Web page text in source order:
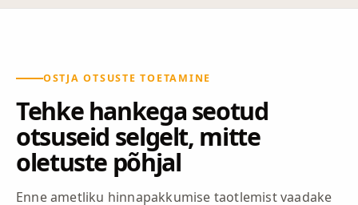
OSTJA OTSUSTE TOETAMINE
Tehke hankega seotud
otsuseid selgelt, mitte
oletuste põhjal
Enne ametliku hinnapakkumise taotlemist vaadake